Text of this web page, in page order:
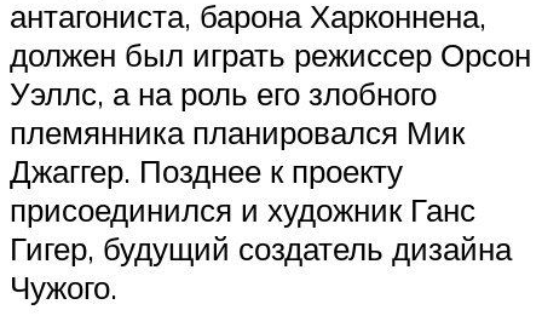
антагониста, барона Харконнена,
должен был играть режиссер Орсон
Уэллс, а на роль его злобного
племянника планировался Мик
Джаггер. Позднее к проекту
присоединился и художник Ганс
Гигер, будущий создатель дизайна
Чужого.